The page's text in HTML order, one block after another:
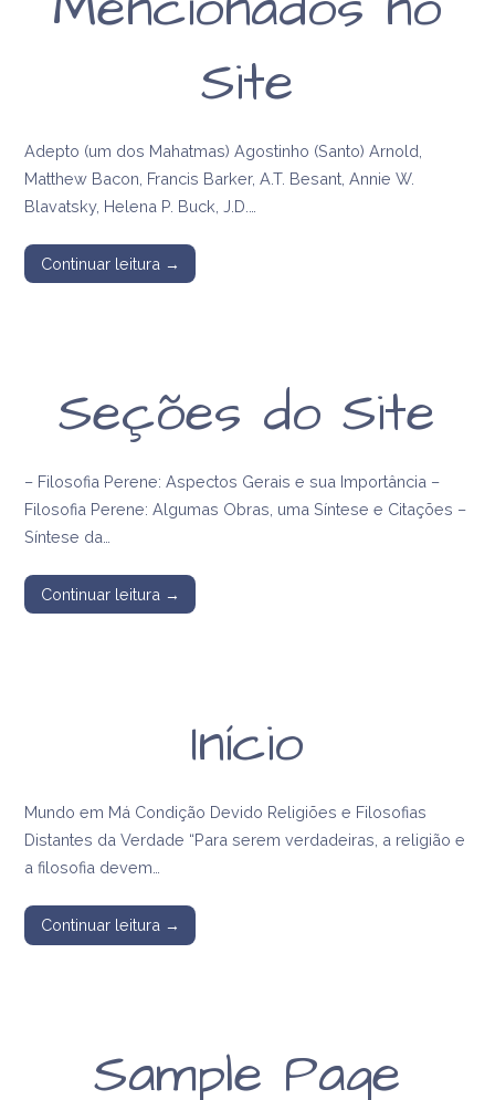
Site
Adepto (um dos Mahatmas) Agostinho (Santo) Arnold,
Matthew Bacon, Francis Barker, A.T. Besant, Annie W.
Blavatsky, Helena P. Buck, J.D.…
Continuar leitura →
Seções do Site
– Filosofia Perene: Aspectos Gerais e sua Importância –
Filosofia Perene: Algumas Obras, uma Síntese e Citações –
Síntese da…
Continuar leitura →
Início
Mundo em Má Condição Devido Religiões e Filosofias
Distantes da Verdade “Para serem verdadeiras, a religião e
a filosofia devem…
Continuar leitura →
Sample Page